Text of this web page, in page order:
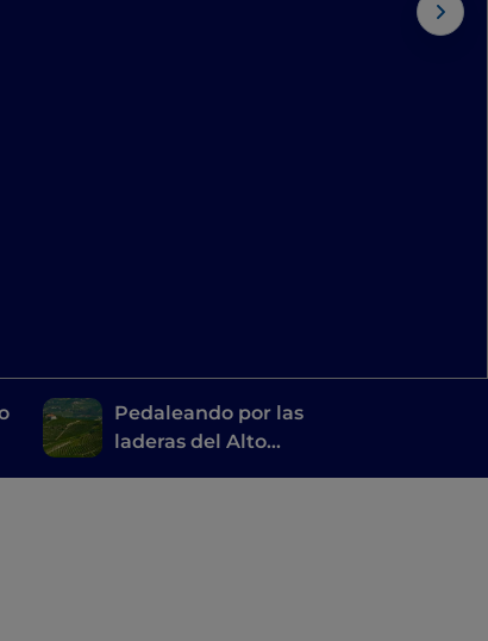
Pedaleando por las
laderas del Alto